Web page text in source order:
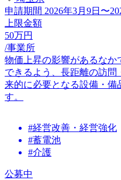
申請期間 2026年3月9日〜
上限金額
50万円
/事業所
物価上昇の影響があるな
できるよう、長距離の訪
来的に必要となる設備・備
す。
#経営改善・経営強化
#蓄電池
#介護
公募中